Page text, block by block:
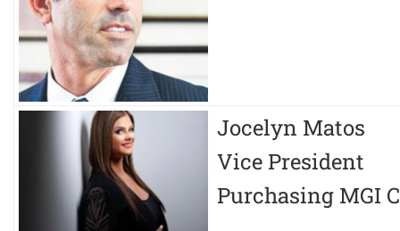
Jocelyn Matos
Vice President
Purchasing MGI